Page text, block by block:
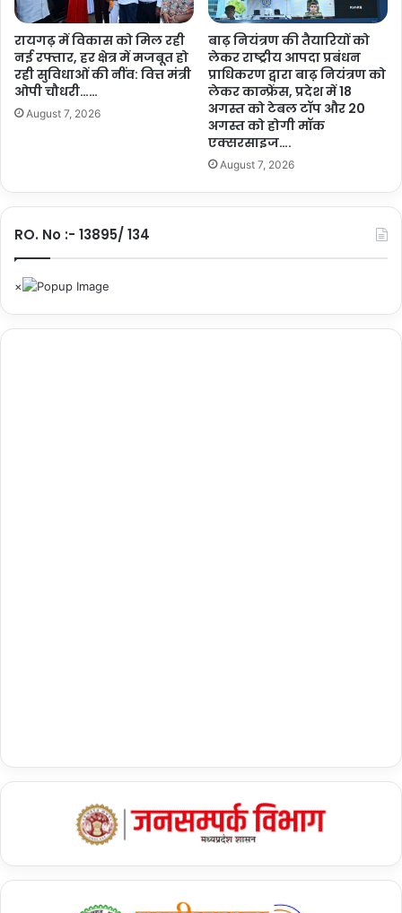
की
वै
श्वि
क
ने
तृ
ता
का
प्र
क
…
सी
य
दौ
रा
का
र्य
क्र
रायगढ़ में विकास को मिल रही
नई रफ्तार, हर क्षेत्र में मजबूत हो
रही सुविधाओं की नींव: वित्त मंत्री
ओपी चौधरी……
August 7, 2026
बाढ़ नियंत्रण की तैयारियों को
लेकर राष्ट्रीय आपदा प्रबंधन
प्राधिकरण द्वारा बाढ़ नियंत्रण को
लेकर कान्फ्रेंस, प्रदेश में 18
अगस्त को टेबल टॉप और 20
अगस्त को होगी मॉक
एक्सरसाइज….
August 7, 2026
RO. No :- 13895/ 134